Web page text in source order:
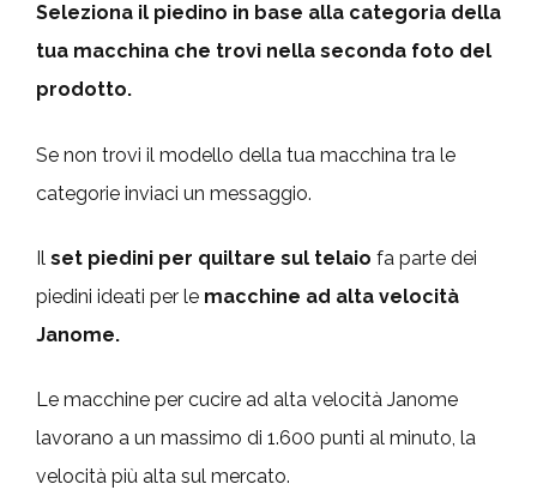
Seleziona il piedino in base alla categoria della
tua macchina che trovi nella seconda foto del
prodotto.
Se non trovi il modello della tua macchina tra le
categorie inviaci un messaggio.
Il set piedini per quiltare sul telaio fa parte dei
piedini ideati per le macchine ad alta velocità
Janome.
Le macchine per cucire ad alta velocità Janome
lavorano a un massimo di 1.600 punti al minuto, la
velocità più alta sul mercato.